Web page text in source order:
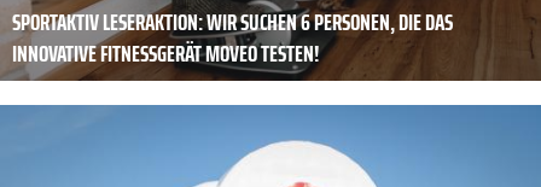
SPORTAKTIV LESERAKTION: WIR SUCHEN 6 PERSONEN, DIE DAS
INNOVATIVE FITNESSGERÄT MOVEO TESTEN!